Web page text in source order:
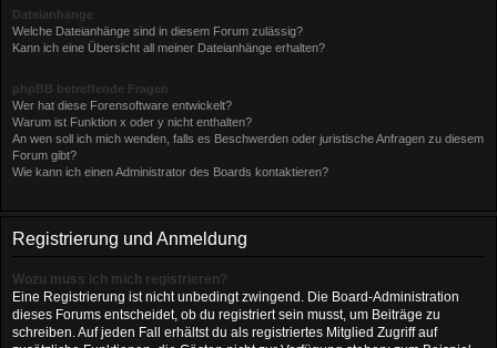
Dateianhänge
Welche Dateianhänge sind in diesem Forum zulässig?
Kann ich eine Übersicht all meiner Dateianhänge erhalten?
phpBB betreffende Fragen
Wer hat diese Forensoftware entwickelt?
Warum ist Funktion x oder y nicht enthalten?
An wen soll ich mich wenden, falls es Beschwerden oder juristische Anfragen zu diesem
Forum gibt?
Wie kann ich einen Administrator des Boards kontaktieren?
Registrierung und Anmeldung
Wozu muss ich mich registrieren?
Eine Registrierung ist nicht unbedingt zwingend. Die Board-Administration
dieses Forums entscheidet, ob du registriert sein musst, um Beiträge zu
schreiben. Auf jeden Fall erhältst du als registriertes Mitglied Zugriff auf